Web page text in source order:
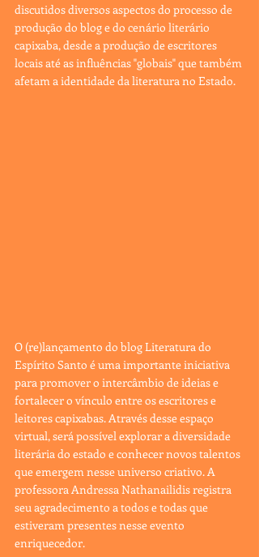
discutidos diversos aspectos do processo de
produção do blog e do cenário literário
capixaba, desde a produção de escritores
locais até as influências "globais" que também
afetam a identidade da literatura no Estado.
O (re)lançamento do blog Literatura do
Espírito Santo é uma importante iniciativa
para promover o intercâmbio de ideias e
fortalecer o vínculo entre os escritores e
leitores capixabas. Através desse espaço
virtual, será possível explorar a diversidade
literária do estado e conhecer novos talentos
que emergem nesse universo criativo. A
professora Andressa Nathanailidis registra
seu agradecimento a todos e todas que
estiveram presentes nesse evento
enriquecedor.